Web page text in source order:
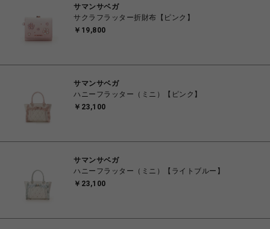
サマンサベガ
サクラフラッター折財布【ピンク】
￥19,800
サマンサベガ
ハニーフラッター（ミニ）【ピンク】
￥23,100
サマンサベガ
ハニーフラッター（ミニ）【ライトブルー】
￥23,100